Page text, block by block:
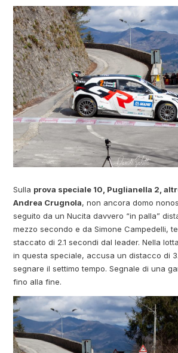
Sulla prova speciale 10, Puglianella 2,
Andrea Crugnola, non ancora domo
seguito da un Nucita davvero “in palla”
mezzo secondo e da Simone Campedelli,
staccato di 2.1 secondi dal leader. Nella
in questa speciale, accusa un distacco di
segnare il settimo tempo. Segnale di una
fino alla fine.